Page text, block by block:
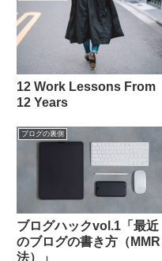
12 Work Lessons From
12 Years
ブログの裏側
ブログハックvol.1「最近
のブログの書き方（MMR
法）」